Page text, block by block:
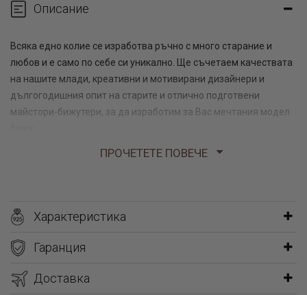
Описание
Всяка едно колие се изработва ръчно с много старание и
любов и е само по себе си уникално. Ще съчетаем качествата
на нашите млади, креативни и мотивирани дизайнери и
дългогодишния опит на старите и отлично подготвени
майстори-бижутери, за да изработим за Вас мечтания модел
Изписването на имената е изцяло по желание на клиента и се
прави индивидуална поръчка, като това не оскъпява по
никакъв начин изработката му.
Ако искате да изненадате любим човек, това колие е
ПРОЧЕТЕТЕ ПОВЕЧЕ
Характеристика
Гаранция
Доставка